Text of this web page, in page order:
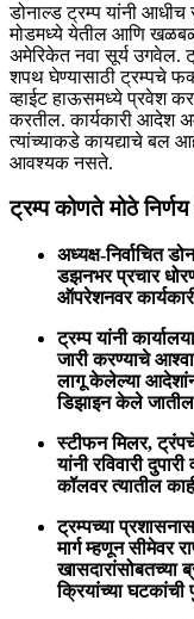
डोनाल्ड ट्रम्प यांनी
मोडमध्ये येतील आणि खळबळ
अमेरिकेत नवा सूर्य उगवेल.
शपथ घेण्यासाठी ट्रम्पचे
व्हाईट हाऊसमध्ये प्रवेश
करतील. कार्यकारी आदेश
त्यांच्याकडे कायद्याचे बल
आवश्यक नसते.
ट्रम्प कोणते मोठे
अध्यक्ष-निर्वाचित
डझनभर प्रचार
ऑपरेशनवर
ट्रम्प यांनी
जारी करण्याचे
लागू केलेल्या
डिझाइन केले
स्टीफन मिलर,
यांनी रविवारी
कॉलवर त्यातील
ट्रम्पच्या
मार्ग म्हणून सीमेवर
खासदारांसोबतच्या
क्रियांच्या घटकांची